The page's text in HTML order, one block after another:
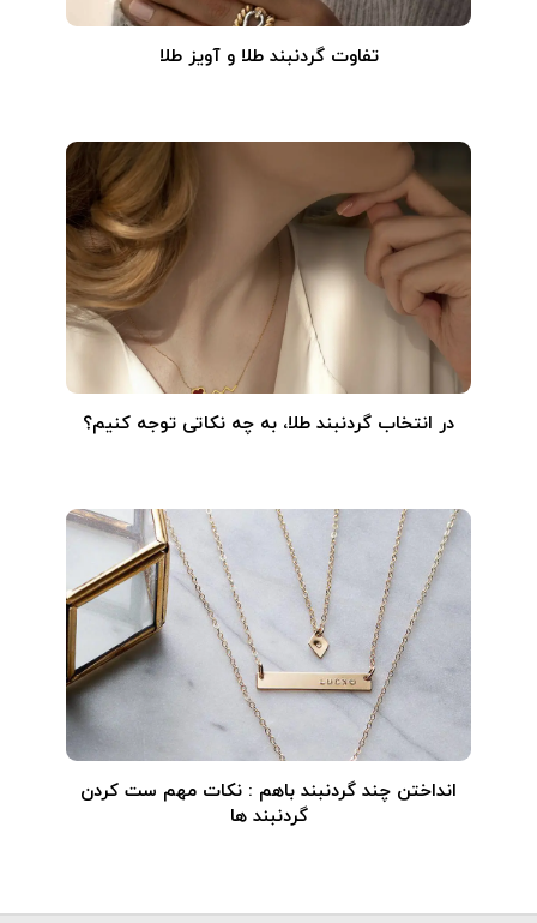
تفاوت گردنبند طلا و آویز طلا
در انتخاب گردنبند طلا‌، به چه نکاتی توجه کنیم؟
انداختن چند گردنبند باهم : نکات مهم ست کردن
گردنبند ها